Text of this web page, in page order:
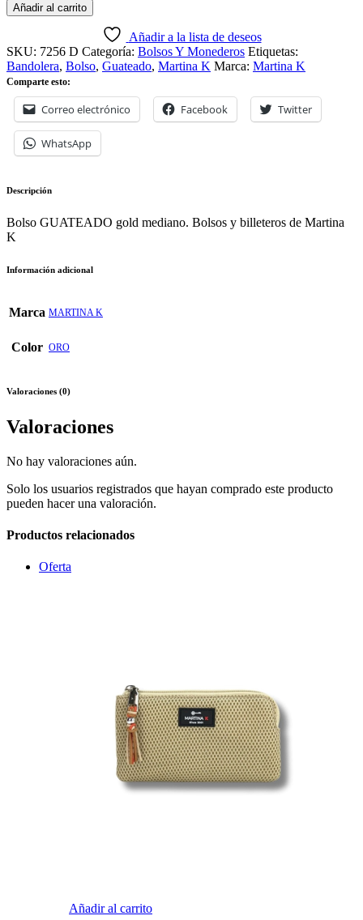
Añadir al carrito
Añadir a la lista de deseos
SKU: 7256 D Categoría: Bolsos Y Monederos Etiquetas:
Bandolera, Bolso, Guateado, Martina K Marca: Martina K
Comparte esto:
Correo electrónico Facebook Twitter
WhatsApp
Descripción
Bolso GUATEADO gold mediano. Bolsos y billeteros de Martina
K
Información adicional
Marca MARTINA K
Color ORO
Valoraciones (0)
Valoraciones
No hay valoraciones aún.
Solo los usuarios registrados que hayan comprado este producto
pueden hacer una valoración.
Productos relacionados
Oferta
Añadir al carrito